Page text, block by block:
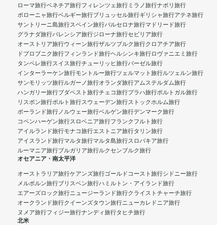
ローマ旅行ベネチア旅行フィレンツェ旅行 ミラノ旅行ナポリ旅行
ボローニャ旅行ベルギー旅行ブリュッセル旅行ギリシャ旅行アテネ旅行
サントリーニ島旅行スペイン旅行バルセロナ旅行マドリード旅行
グラナダ旅行バレンシア旅行ジローナ旅行セビリア旅行
オーストリア旅行ウィーン旅行ザルツブルク旅行クロアチア旅行
ドブロブニク旅行フィンランド旅行ヘルシンキ旅行ロヴァニエミ旅行
タンペレ旅行スイス旅行チューリッヒ旅行バーゼル旅行
インターラーケン旅行モントルー旅行ツェルマット旅行ルツェルン旅行
サンモリッツ旅行ルガーノ旅行オランダ旅行アムステルダム旅行
ハンガリー旅行ブダペスト旅行チェコ旅行プラハ旅行ポルトガル旅行
リスボン旅行ポルト旅行スウェーデン旅行ストックホルム旅行
ポーランド旅行ノルウェー旅行ベルゲン旅行デンマーク旅行
コペンハーゲン旅行スロベニア旅行フランクフルト旅行
アイルランド旅行モナコ旅行エストニア旅行タリン旅行
アイスランド旅行マルタ旅行マルタ島旅行スロバキア旅行
ルーマニア旅行ブルガリア旅行ルクセンブルク旅行
オセアニア・南太平洋
オーストラリア旅行ケアンズ旅行ゴールドコースト旅行シドニー旅行
メルボルン旅行ブリスベン旅行ハミルトン・アイランド旅行
エアーズロック旅行ニュージーランド旅行クライストチャーチ旅行
オークランド旅行クイーンズタウン旅行ニューカレドニア旅行
ヌメア旅行フィジー旅行ナンディ旅行タヒチ旅行
北米